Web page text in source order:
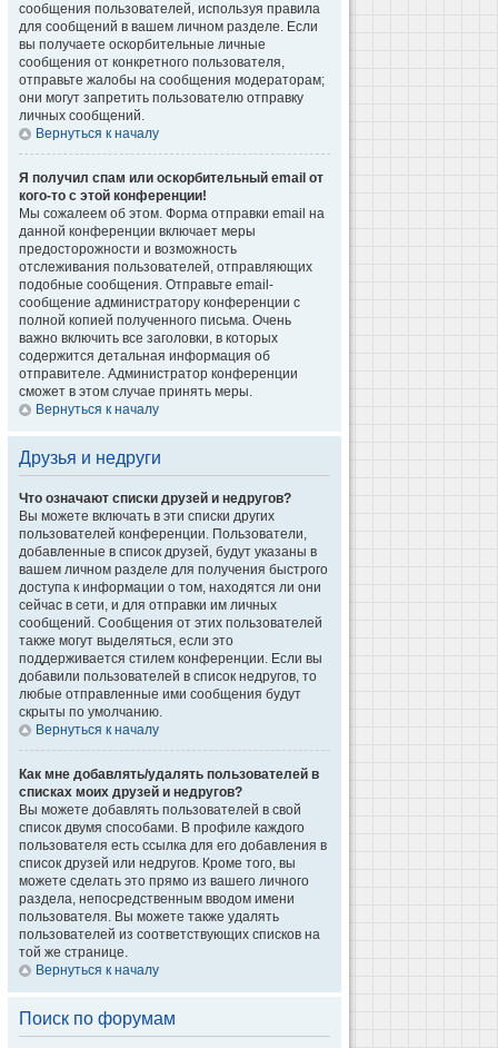
сообщения пользователей, используя правила
для сообщений в вашем личном разделе. Если
вы получаете оскорбительные личные
сообщения от конкретного пользователя,
отправьте жалобы на сообщения модераторам;
они могут запретить пользователю отправку
личных сообщений.
Вернуться к началу
Я получил спам или оскорбительный email от
кого-то с этой конференции!
Мы сожалеем об этом. Форма отправки email на
данной конференции включает меры
предосторожности и возможность
отслеживания пользователей, отправляющих
подобные сообщения. Отправьте email-
сообщение администратору конференции с
полной копией полученного письма. Очень
важно включить все заголовки, в которых
содержится детальная информация об
отправителе. Администратор конференции
сможет в этом случае принять меры.
Вернуться к началу
Друзья и недруги
Что означают списки друзей и недругов?
Вы можете включать в эти списки других
пользователей конференции. Пользователи,
добавленные в список друзей, будут указаны в
вашем личном разделе для получения быстрого
доступа к информации о том, находятся ли они
сейчас в сети, и для отправки им личных
сообщений. Сообщения от этих пользователей
также могут выделяться, если это
поддерживается стилем конференции. Если вы
добавили пользователей в список недругов, то
любые отправленные ими сообщения будут
скрыты по умолчанию.
Вернуться к началу
Как мне добавлять/удалять пользователей в
списках моих друзей и недругов?
Вы можете добавлять пользователей в свой
список двумя способами. В профиле каждого
пользователя есть ссылка для его добавления в
список друзей или недругов. Кроме того, вы
можете сделать это прямо из вашего личного
раздела, непосредственным вводом имени
пользователя. Вы можете также удалять
пользователей из соответствующих списков на
той же странице.
Вернуться к началу
Поиск по форумам